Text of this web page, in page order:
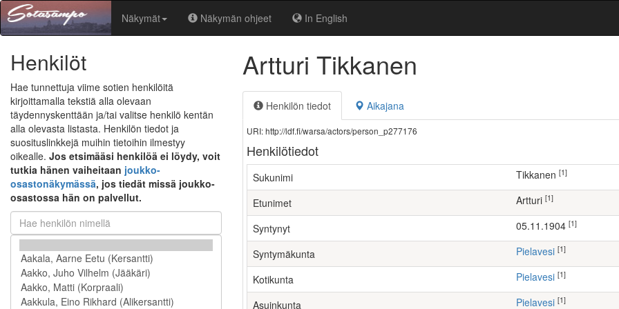
Näkymät Näkymän ohjeet In English
Henkilöt
Hae tunnettuja viime sotien henkilöitä
kirjoittamalla tekstiä alla olevaan
täydennyskenttään ja/tai valitse henkilö kentän
alla olevasta listasta. Henkilön tiedot ja
suosituslinkkejä muihin tietoihin ilmestyy
oikealle. Jos etsimääsi henkilöä ei löydy, voit
tutkia hänen vaiheitaan joukko-
osastonäkymässä, jos tiedät missä joukko-
osastossa hän on palvellut.
Artturi Tikkanen
Henkilön tiedot Aikajana
URI: http://ldf.fi/warsa/actors/person_p277176
Henkilötiedot
Sukunimi Tikkanen [1]
Etunimet Artturi [1]
Syntynyt 05.11.1904 [1]
Syntymäkunta Pielavesi [1]
Kotikunta Pielavesi [1]
Asuinkunta Pielavesi [1]